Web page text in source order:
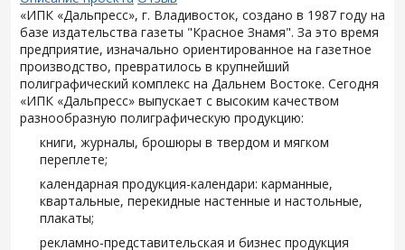
«ИПК «Дальпресс», г. Владивосток, создано в 1987 году на
базе издательства газеты "Красное Знамя". За это время
предприятие, изначально ориентированное на газетное
производство, превратилось в крупнейший
полиграфический комплекс на Дальнем Востоке. Сегодня
«ИПК «Дальпресс» выпускает с высоким качеством
разнообразную полиграфическую продукцию:
книги, журналы, брошюры в твердом и мягком
переплете;
календарная продукция-календари: карманные,
квартальные, перекидные настенные и настольные,
плакаты;
рекламно-представительская и бизнес продукция